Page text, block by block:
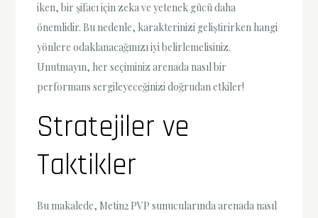
iken, bir şifacı için zeka ve yetenek gücü daha
önemlidir. Bu nedenle, karakterinizi geliştirirken hangi
yönlere odaklanacağınızı iyi belirlemelisiniz.
Unutmayın, her seçiminiz arenada nasıl bir
performans sergileyeceğinizi doğrudan etkiler!
Stratejiler ve
Taktikler
Bu makalede, Metin2 PVP sunucularında arenada nasıl